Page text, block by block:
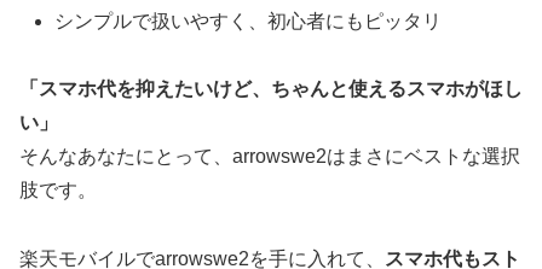
シンプルで扱いやすく、初心者にもピッタリ
「スマホ代を抑えたいけど、ちゃんと使えるスマホがほし
い」
そんなあなたにとって、arrowswe2はまさにベストな選択
肢です。
楽天モバイルでarrowswe2を手に入れて、
スマホ代もスト